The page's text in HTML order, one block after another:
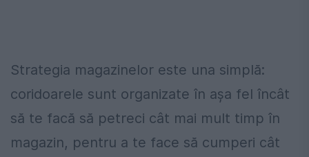
Strategia magazinelor este una simplă:
coridoarele sunt organizate în așa fel încât
să te facă să petreci cât mai mult timp în
magazin, pentru a te face să cumperi cât